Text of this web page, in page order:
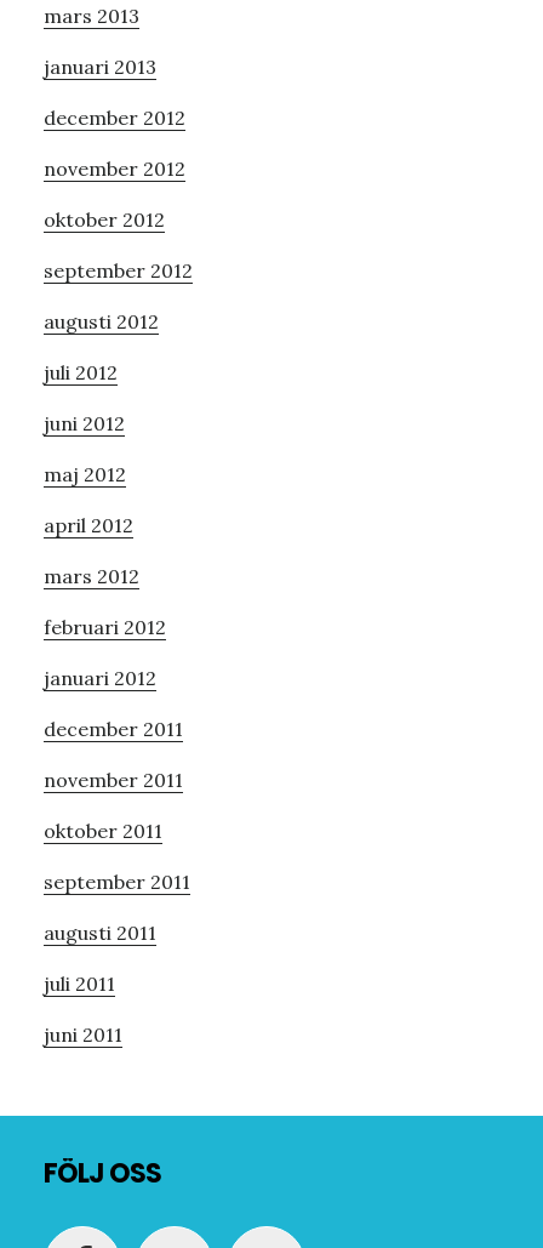
mars 2013
januari 2013
december 2012
november 2012
oktober 2012
september 2012
augusti 2012
juli 2012
juni 2012
maj 2012
april 2012
mars 2012
februari 2012
januari 2012
december 2011
november 2011
oktober 2011
september 2011
augusti 2011
juli 2011
juni 2011
FÖLJ OSS